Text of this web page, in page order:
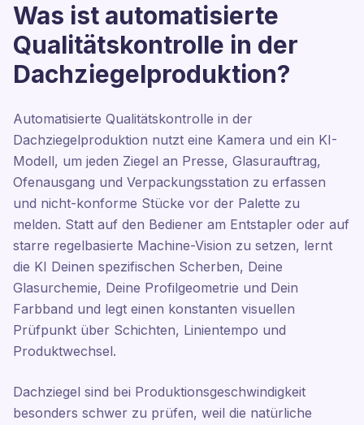
Was ist automatisierte
Qualitätskontrolle in der
Dachziegelproduktion?
Automatisierte Qualitätskontrolle in der
Dachziegelproduktion nutzt eine Kamera und ein KI-
Modell, um jeden Ziegel an Presse, Glasurauftrag,
Ofenausgang und Verpackungsstation zu erfassen
und nicht-konforme Stücke vor der Palette zu
melden. Statt auf den Bediener am Entstapler oder auf
starre regelbasierte Machine-Vision zu setzen, lernt
die KI Deinen spezifischen Scherben, Deine
Glasurchemie, Deine Profilgeometrie und Dein
Farbband und legt einen konstanten visuellen
Prüfpunkt über Schichten, Linientempo und
Produktwechsel.
Dachziegel sind bei Produktionsgeschwindigkeit
besonders schwer zu prüfen, weil die natürliche